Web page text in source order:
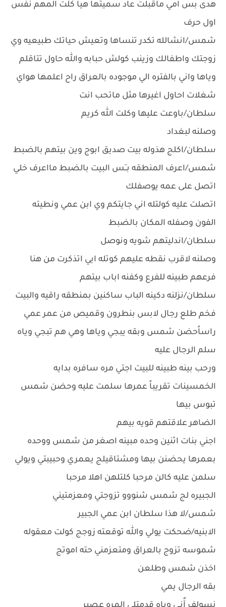
هدى بس امي ماقبلت عاد سميتها هيا كلت المهم نفس
اول حرف
شمس/انشالله تكدر تنساها وتعيش حياتك طبيعيه وي
زوجتك واطفالك وزينب كولش حبابه والله حاول تتاقلم
وياها واني بالفتره الي موجوده بالعراق راح اعلمها هواي
شغلات احاول اغيرها مثل ماتحب انت
سلطان/باوعت عليها وكلت الله كريم
وصلنه لبغداد
سلطان/اكلج هذوله بيت صديق ابوج وين بيتهم بالضبط
شمس/اعرف المنطقه بــَس البيت بالضبط مااعرف خلي
اتصل على عمه يوصفلك
اتصلت عليه كولتله اني جايتكم وي ابن عمي ونطيته
الفون وصفله المكان بالضبط
سلطان/اندليتهم شويه ونوصل
وصلنه لاقرب نقطه عليهم كوتله ايي اتذكرت من هنا
فرعهم طبينه للفرع وكفنه اباب بيتهم
سلطان/نزلنه دكينه الباب ساكنين بمنطقه راقيه والبيت
فخم طلع رجال لابس بنطرون وقميص من عمر عمي
راساًحضن شمس وبقه يبجي وياها وهي هم تبجي وياه
سلم الرجال عليه
ورحب بينه طبينه للبيت اجتي مره سافره بدايه
الخمسينات تقريباً عمرها سلمت عليه وحضن شمس
تبوس بيها
الضاهر علاقتهم قويه بيهم
اجني بنات اثنين وحده مبينه اصغر من شمس ووحده
بعمرها يحضنن بيها ومشتاقيلج يعمري وحبيبتي ويولي
سلمن عليه كالن مرحبا كلتلهن اهلا مرحبا
الجبيره لج شمس شنووو تزوجتي ومعزمتيني
شمس/لا هذا سلطان ابن عمي الجبير
الابنيه/ضحكت يولي والله توقعته زوجج كولت معقوله
شموسه تزوج بالعراق ومتعزمني حته اموتج
اخذن شمس وطلعن
بقه الرجال يمي